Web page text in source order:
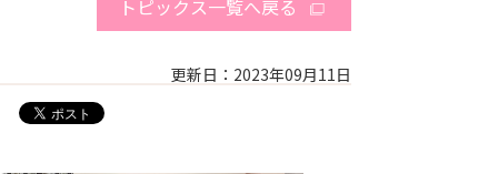
トピックス一覧へ戻る
更新日：2023年09月11日